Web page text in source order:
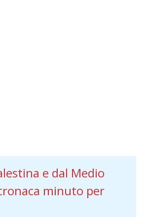
e dal Medio
minuto per